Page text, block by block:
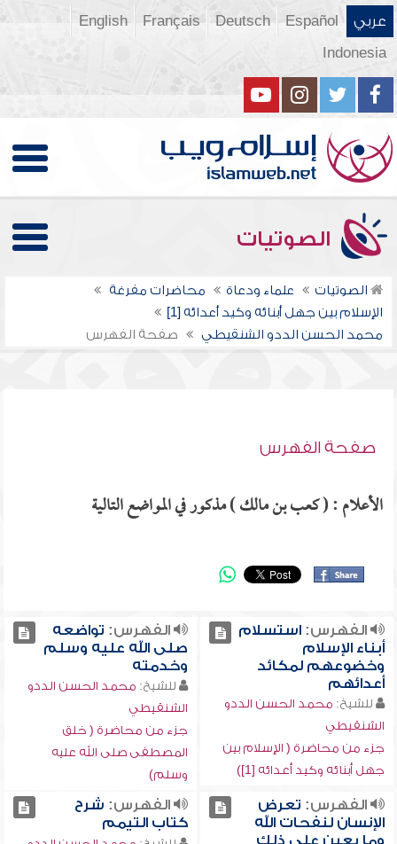
عربي Español
Deutsch
Français
English
Indonesia
الصوتيات
الصوتيات علماء ودعاة
محاضرات مفرغة
الإسلام بين جهل أبنائه وكيد أعدائه [1]
محمد الحسن الددو الشنقيطي
صفحة الفهرس
صفحة الفهرس
الأعلام : ( كعب بن مالك ) مذكور في المواضع التالية
الفهرس:استسلام
أبناء الإسلام
وخضوعهم لمكائد
أعدائهم
للشيخ: محمد الحسن الددو
الشنقيطي
جزء من محاضرة ( الإسلام بين
جهل أبنائه وكيد أعدائه [1])
الفهرس: تواضعه
صلى الله عليه وسلم
وخدمته
للشيخ: محمد الحسن الددو
الشنقيطي
جزء من محاضرة ( خلق
المصطفى صلى الله عليه
وسلم)
الفهرس: تعرض
الإنسان لنفحات الله
وما يعين على ذلك
الفهرس: شرح
كتاب التيمم